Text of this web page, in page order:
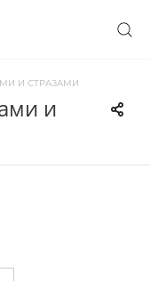
И СТРАЗАМИ